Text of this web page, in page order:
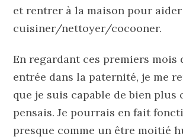
et rentrer à la maison pour
cuisiner/nettoyer/cocooner.
En regardant ces premiers mois
entrée dans la paternité, je me
que je suis capable de bien plus
pensais. Je pourrais en fait
presque comme un être moitié